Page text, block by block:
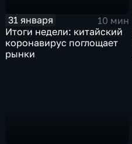
31 января
10 мин
Итоги недели: китайский
коронавирус поглощает
рынки